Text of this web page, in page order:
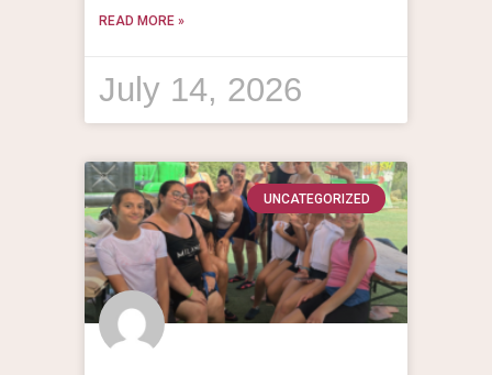
READ MORE »
July 14, 2026
UNCATEGORIZED